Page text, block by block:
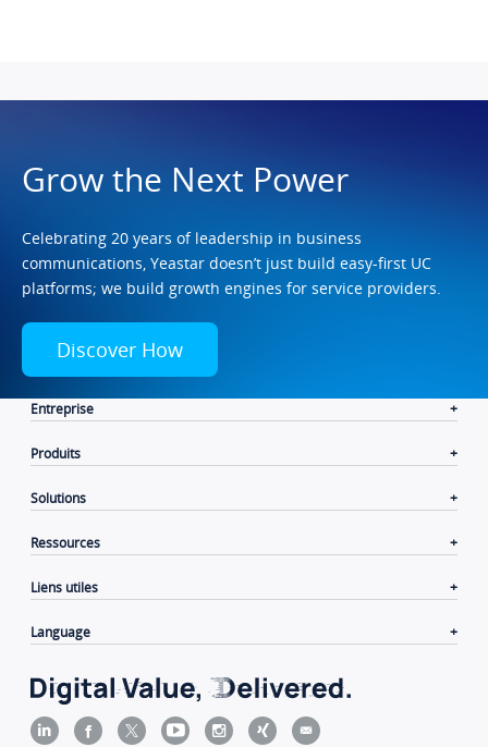
Grow the Next Power
Celebrating 20 years of leadership in business
communications, Yeastar doesn’t just build easy-first UC
platforms; we build growth engines for service providers.
Discover How
Entreprise
Produits
Solutions
Ressources
Liens utiles
Language